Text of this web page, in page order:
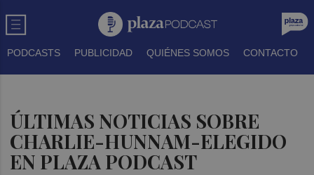
PODCASTS PUBLICIDAD QUIÉNES SOMOS CONTACTO
ÚLTIMAS NOTICIAS SOBRE
CHARLIE-HUNNAM-ELEGIDO
EN PLAZA PODCAST